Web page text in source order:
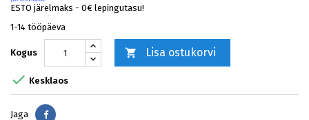
ESTO järelmaks - 0€ lepingutasu!
1-14 tööpäeva
Kogus  Lisa ostukorvi
 Kesklaos
Jaga Jaga